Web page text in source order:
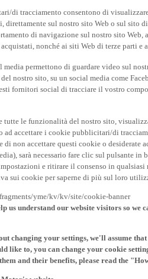
di tracciamento consentono di
direttamente sul nostro sito Web o sul sito
di navigazione sul nostro sito
nonché ai siti Web di terze parti e
media permettono di guardare video sul
nostro sito, su un social media come
fornitori social di tracciare il vostro
tutte le funzionalità del nostro sito,
ad accettare i cookie pubblicitari/di
di non accettare questi cookie o desiderate
sarà necessario fare clic sul pulsante
e ritirare il consenso in qualsiasi
sui cookie per saperne di più sul loro
yme/kv/kv/site/cookie-banner
us understand our website visitors so
changing your settings, we'll assume
like to, you can change your cookie
and their benefits, please read the